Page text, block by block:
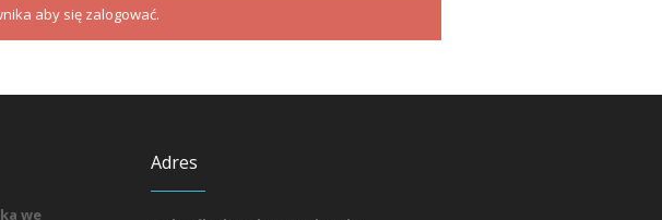
aby się zalogować.
we
Adres